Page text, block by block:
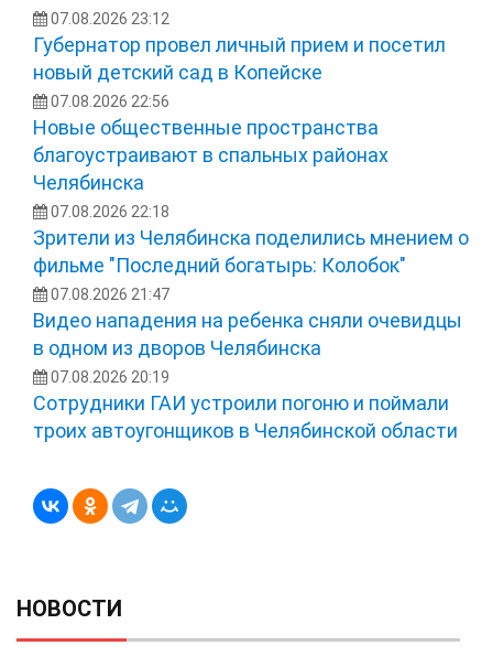
07.08.2026 23:12
Губернатор провел личный прием и посетил
новый детский сад в Копейске
07.08.2026 22:56
Новые общественные пространства
благоустраивают в спальных районах
Челябинска
07.08.2026 22:18
Зрители из Челябинска поделились мнением о
фильме "Последний богатырь: Колобок"
07.08.2026 21:47
Видео нападения на ребенка сняли очевидцы
в одном из дворов Челябинска
07.08.2026 20:19
Сотрудники ГАИ устроили погоню и поймали
троих автоугонщиков в Челябинской области
НОВОСТИ